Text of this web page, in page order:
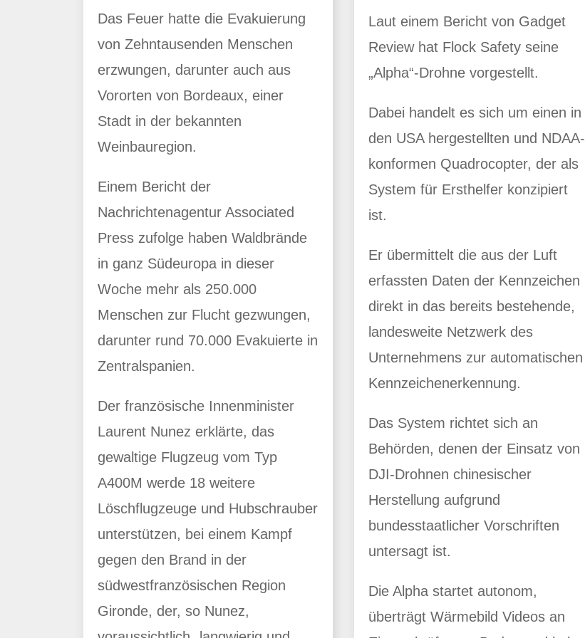
Das Feuer hatte die Evakuierung
von Zehntausenden Menschen
erzwungen, darunter auch aus
Vororten von Bordeaux, einer
Stadt in der bekannten
Weinbauregion.
Einem Bericht der
Nachrichtenagentur Associated
Press zufolge haben Waldbrände
in ganz Südeuropa in dieser
Woche mehr als 250.000
Menschen zur Flucht gezwungen,
darunter rund 70.000 Evakuierte in
Zentralspanien.
Der französische Innenminister
Laurent Nunez erklärte, das
gewaltige Flugzeug vom Typ
A400M werde 18 weitere
Löschflugzeuge und Hubschrauber
unterstützen, bei einem Kampf
gegen den Brand in der
südwestfranzösischen Region
Gironde, der, so Nunez,
Laut einem Bericht von Gadget
Review hat Flock Safety seine
„Alpha“-Drohne vorgestellt.
Dabei handelt es sich um einen in
den USA hergestellten und NDAA-
konformen Quadrocopter, der als
System für Ersthelfer konzipiert
ist.
Er übermittelt die aus der Luft
erfassten Daten der Kennzeichen
direkt in das bereits bestehende,
landesweite Netzwerk des
Unternehmens zur automatischen
Kennzeichenerkennung.
Das System richtet sich an
Behörden, denen der Einsatz von
DJI-Drohnen chinesischer
Herstellung aufgrund
bundesstaatlicher Vorschriften
untersagt ist.
Die Alpha startet autonom,
überträgt Wärmebild Videos an